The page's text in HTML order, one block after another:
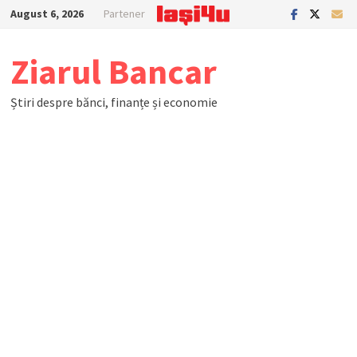
SkipAugust 6, 2026 Partener
Ziarul Bancar
Știri despre bănci, finanțe și economie